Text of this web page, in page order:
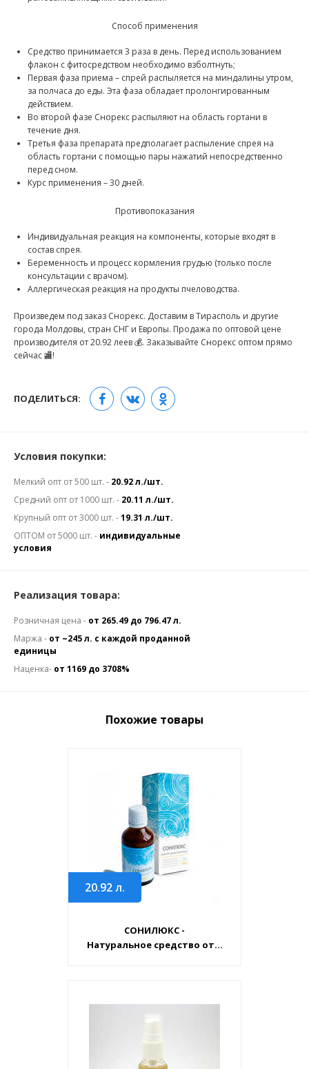
Способ применения
Средство принимается 3 раза в день. Перед использованием
флакон с фитосредством необходимо взболтнуть;
Первая фаза приема – спрей распыляется на миндалины утром,
за полчаса до еды. Эта фаза обладает пролонгированным
действием.
Во второй фазе Снорекс распыляют на область гортани в
течение дня.
Третья фаза препарата предполагает распыление спрея на
область гортани с помощью пары нажатий непосредственно
перед сном.
Курс применения – 30 дней.
Противопоказания
Индивидуальная реакция на компоненты, которые входят в
состав спрея.
Беременность и процесс кормления грудью (только после
консультации с врачом).
Аллергическая реакция на продукты пчеловодства.
Произведем под заказ Снорекс. Доставим в Тирасполь и другие
города Молдовы, стран СНГ и Европы. Продажа по оптовой цене
производителя от 20.92 леев 💰. Заказывайте Снорекс оптом прямо
сейчас 🏬!
ПОДЕЛИТЬСЯ:
Условия покупки:
Мелкий опт от 500 шт. - 20.92 л./шт.
Средний опт от 1000 шт. - 20.11 л./шт.
Крупный опт от 3000 шт. -19.31 л./шт.
ОПТОМ от 5000 шт. - индивидуальные
условия
Реализация товара:
Розничная цена - от 265.49 до 796.47 л.
Маржа - от ~245 л. с каждой проданной
единицы
Наценка- от 1169 до 3708%
Похожие товары
20.92л.
СОНИЛЮКС -
Натуральное средство от...